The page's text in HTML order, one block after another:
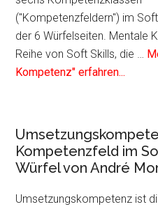
Würfel
von
André
Moritz
("Kompetenzfeldern") im
der 6 Würfelseiten. Mentale
Reihe von Soft Skills, die …
Kompetenz" erfahren...
Mentale
als
im
Kompetenzfeld im
Würfel von André
Umsetzungskompetenz ist